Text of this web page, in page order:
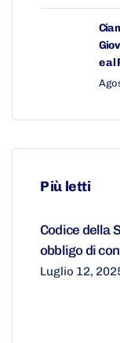
e al
Più letti
Codice della
obbligo di
Luglio 12,